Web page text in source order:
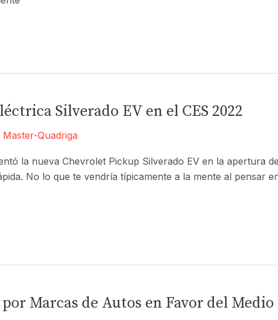
Silverado EV en el CES 2022
Master-Quadriga
la nueva Chevrolet Pickup Silverado EV en la apertura
No lo que te vendría típicamente a la mente al pensar
Marcas de Autos en Favor del